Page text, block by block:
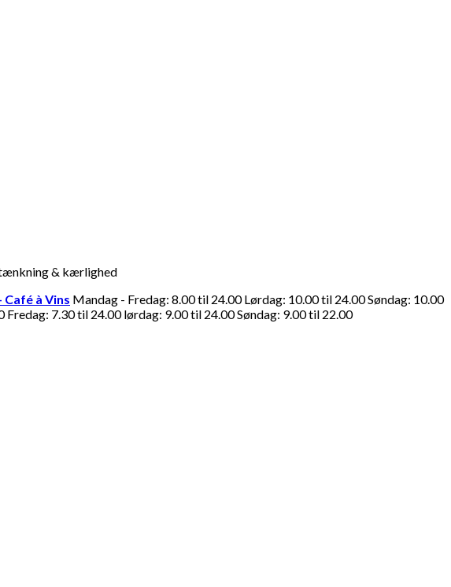
& kærlighed
Café à Vins Mandag - Fredag: 8.00 til 24.00 Lørdag: 10.00 til 24.00 Søndag: 10.00
7.30 til 24.00 lørdag: 9.00 til 24.00 Søndag: 9.00 til 22.00